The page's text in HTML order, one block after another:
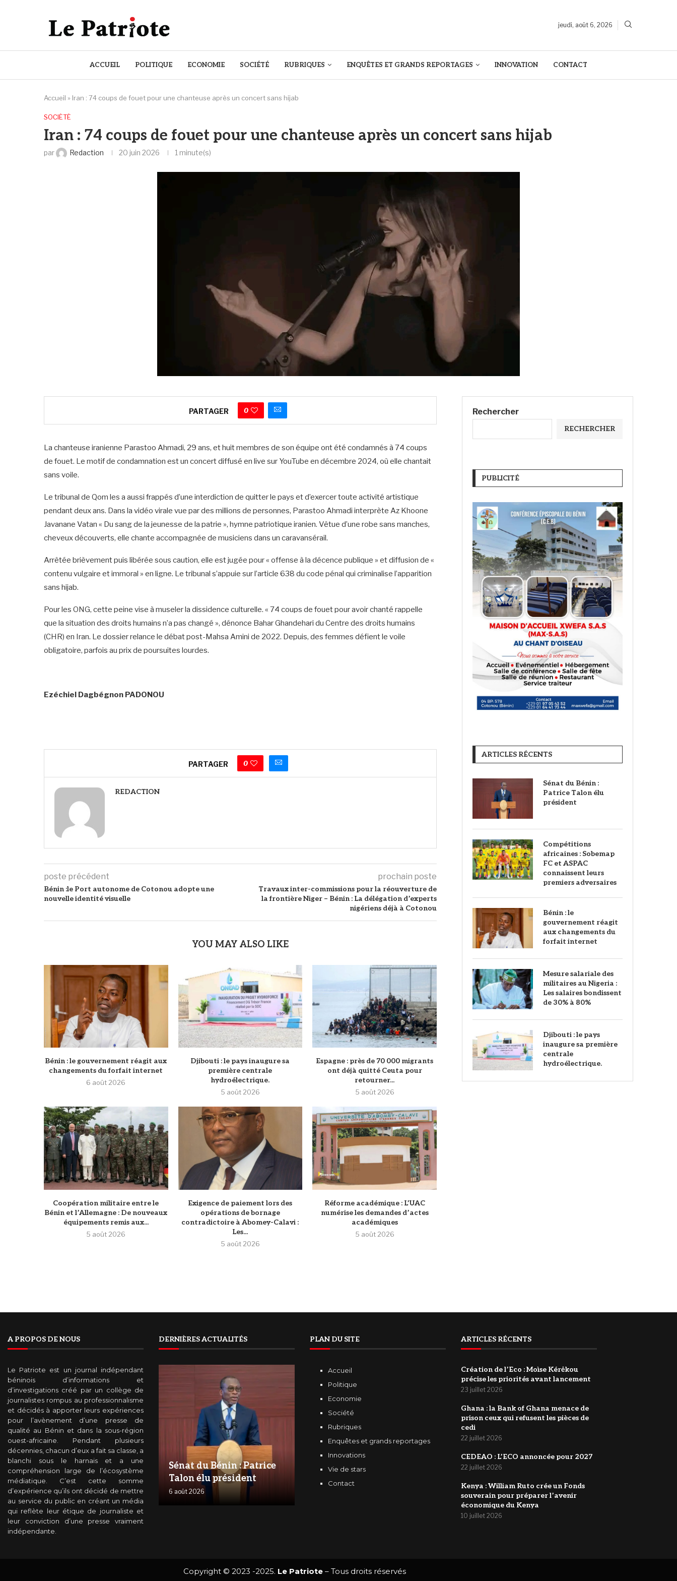
jeudi, août 6, 2026
ACCUEIL POLITIQUE ECONOMIE SOCIÉTÉ RUBRIQUES ENQUÊTES ET GRANDS REPORTAGES INNOVATION CONTACT
Accueil » ‎Iran : 74 coups de fouet pour une chanteuse après un concert sans hijab
SOCIÉTÉ
‎Iran : 74 coups de fouet pour une chanteuse après un concert sans hijab
par Redaction 20 juin 2026 1 minute(s)
PARTAGER 0
La chanteuse iranienne Parastoo Ahmadi, 29 ans, et huit membres de son équipe ont été condamnés à 74 coups
de fouet. Le motif de condamnation est un concert diffusé en live sur YouTube en décembre 2024, où elle chantait
sans voile.
‎Le tribunal de Qom les a aussi frappés d’une interdiction de quitter le pays et d’exercer toute activité artistique
pendant deux ans. Dans la vidéo virale vue par des millions de personnes, Parastoo Ahmadi interprète Az Khoone
Javanane Vatan « Du sang de la jeunesse de la patrie », hymne patriotique iranien. Vêtue d’une robe sans manches,
cheveux découverts, elle chante accompagnée de musiciens dans un caravansérail.
‎Arrêtée brièvement puis libérée sous caution, elle est jugée pour « offense à la décence publique » et diffusion de «
contenu vulgaire et immoral » en ligne. Le tribunal s’appuie sur l’article 638 du code pénal qui criminalise l’apparition
sans hijab.
‎Pour les ONG, cette peine vise à museler la dissidence culturelle. « 74 coups de fouet pour avoir chanté rappelle
que la situation des droits humains n’a pas changé », dénonce Bahar Ghandehari du Centre des droits humains
(CHR) en Iran. Le dossier relance le débat post-Mahsa Amini de 2022. Depuis, des femmes défient le voile
obligatoire, parfois au prix de poursuites lourdes.
‎Ezéchiel Dagbégnon PADONOU
PARTAGER 0
REDACTION
poste précédent
Bénin :le Port autonome de Cotonou adopte une
nouvelle identité visuelle
prochain poste
Travaux inter-commissions pour la réouverture de
la frontière Niger – Bénin : La délégation d’experts
nigériens déjà à Cotonou
YOU MAY ALSO LIKE
Bénin : le gouvernement réagit aux
changements du forfait internet
6 août 2026
Djibouti : le pays inaugure sa
première centrale
hydroélectrique.
5 août 2026
‎Espagne : près de 70 000 migrants
ont déjà quitté Ceuta pour
retourner...
5 août 2026
Coopération militaire entre le
Bénin et l’Allemagne : De nouveaux
équipements remis aux...
5 août 2026
Exigence de paiement lors des
opérations de bornage
contradictoire à Abomey-Calavi :
Les...
5 août 2026
Réforme académique : L’UAC
numérise les demandes d’actes
académiques
5 août 2026
Rechercher
RECHERCHER
PUBLICITÉ
ARTICLES RÉCENTS
Sénat du Bénin :
Patrice Talon élu
président
Compétitions
africaines : Sobemap
FC et ASPAC
connaissent leurs
premiers adversaires
Bénin : le
gouvernement réagit
aux changements du
forfait internet
Mesure salariale des
militaires au Nigeria :
Les salaires bondissent
de 30% à 80%
Djibouti : le pays
inaugure sa première
centrale
hydroélectrique.
A PROPOS DE NOUS
Le Patriote est un journal indépendant
béninois d’informations et
d’investigations créé par un collège de
journalistes rompus au professionnalisme
et décidés à apporter leurs expériences
pour l’avènement d’une presse de
qualité au Bénin et dans la sous-région
ouest-africaine. Pendant plusieurs
décennies, chacun d’eux a fait sa classe, a
blanchi sous le harnais et a une
compréhension large de l’écosystème
médiatique. C’est cette somme
d’expérience qu’ils ont décidé de mettre
au service du public en créant un média
qui reflète leur étique de journaliste et
leur conviction d’une presse vraiment
indépendante.
DERNIÈRES ACTUALITÉS
Sénat du Bénin : Patrice
Talon élu président
6 août 2026
PLAN DU SITE
Accueil
Politique
Economie
Société
Rubriques
Enquêtes et grands reportages
Innovations
Vie de stars
Contact
ARTICLES RÉCENTS
Création de l’Eco : Moìse Kérėkou
précise les priorités avant lancement
23 juillet 2026
‎Ghana : la Bank of Ghana menace de
prison ceux qui refusent les pièces de
cedi
22 juillet 2026
‎CEDEAO : L’ECO annoncée pour 2027
22 juillet 2026
Kenya : William Ruto crée un Fonds
souverain pour préparer l’avenir
économique du Kenya
10 juillet 2026
Copyright © 2023 -2025. Le Patriote – Tous droits réservés